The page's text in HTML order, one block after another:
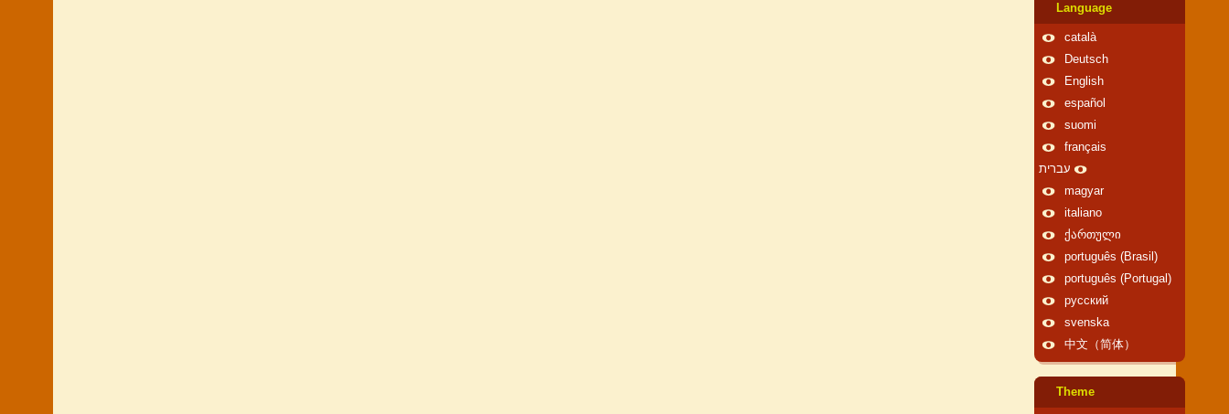
Language
català
Deutsch
English
español
suomi
français
עברית
magyar
italiano
ქართული
português (Brasil)
português (Portugal)
русский
svenska
中文（简体）
Theme